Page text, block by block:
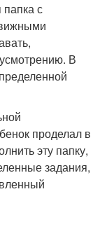
папка с
В
проделал в
эту папку,
задания,